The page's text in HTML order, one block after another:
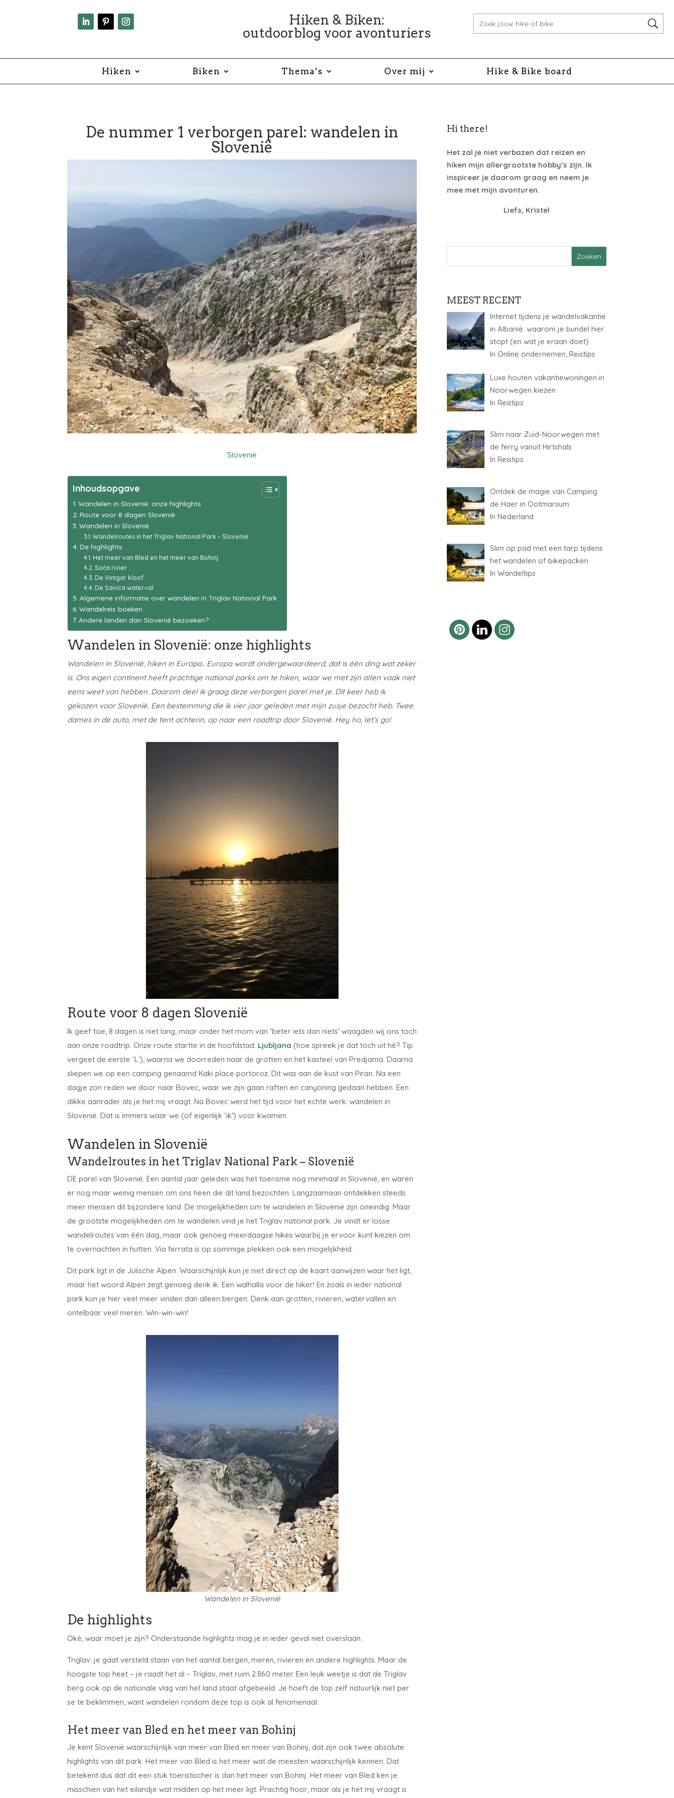
Hiken & Biken:
outdoorblog voor avonturiers
Hiken Biken Thema’s Over mij Hike & Bike board
De nummer 1 verborgen parel: wandelen in
Slovenië
Slovenië
Inhoudsopgave
Wandelen in Slovenië: onze highlights
Route voor 8 dagen Slovenië
Wandelen in Slovenië
Wandelroutes in het Triglav National Park – Slovenië
De highlights
Het meer van Bled en het meer van Bohinj
Soča rivier
De Vintgar kloof
De Savica waterval
Algemene informatie over wandelen in Triglav National Park
Wandelreis boeken
Andere landen dan Slovenië bezoeken?
Wandelen in Slovenië: onze highlights
Wandelen in Slovenië, hiken in Europa.. Europa wordt ondergewaardeerd, dat is één ding wat zeker
is. Ons eigen continent heeft prachtige national parks om te hiken, waar we met zijn allen vaak niet
eens weet van hebben. Daarom deel ik graag deze verborgen parel met je. Dit keer heb ik
gekozen voor Slovenië. Een bestemming die ik vier jaar geleden met mijn zusje bezocht heb. Twee
dames in de auto, met de tent achterin, op naar een roadtrip door Slovenië. Hey ho, let’s go!
Route voor 8 dagen Slovenië
Ik geef toe, 8 dagen is niet lang, maar onder het mom van ‘beter iets dan niets’ waagden wij ons toch
aan onze roadtrip. Onze route startte in de hoofdstad: Ljubljana (hoe spreek je dat toch uit hè? Tip:
vergeet de eerste ‘L’), waarna we doorreden naar de grotten en het kasteel van Predjama. Daarna
sliepen we op een camping genaamd Kaki place portoroz. Dit was aan de kust van Piran. Na een
dagje zon reden we door naar Bovec, waar we zijn gaan raften en canyoning gedaan hebben. Een
dikke aanrader als je het mij vraagt. Na Bovec werd het tijd voor het echte werk: wandelen in
Slovenië. Dat is immers waar we (of eigenlijk ‘ik’) voor kwamen.
Wandelen in Slovenië
Wandelroutes in het Triglav National Park – Slovenië
DE parel van Slovenië. Een aantal jaar geleden was het toerisme nog minimaal in Slovenië, en waren
er nog maar weinig mensen om ons heen die dit land bezochten. Langzaamaan ontdekken steeds
meer mensen dit bijzondere land. De mogelijkheden om te wandelen in Slovenië zijn oneindig. Maar
de grootste mogelijkheden om te wandelen vind je het Triglav national park. Je vindt er losse
wandelroutes van één dag, maar ook genoeg meerdaagse hikes waarbij je ervoor kunt kiezen om
te overnachten in hutten. Via ferrata is op sommige plekken ook een mogelijkheid.
Dit park ligt in de Julische Alpen. Waarschijnlijk kun je niet direct op de kaart aanwijzen waar het ligt,
maar het woord Alpen zegt genoeg denk ik. Een walhalla voor de hiker! En zoals in ieder national
park kun je hier veel meer vinden dan alleen bergen. Denk aan grotten, rivieren, watervallen en
ontelbaar veel meren. Win-win-win!
Wandelen in Slovenië
De highlights
Oké, waar moet je zijn? Onderstaande highlights mag je in ieder geval niet overslaan.
Triglav: je gaat versteld staan van het aantal bergen, meren, rivieren en andere highlights. Maar de
hoogste top heet – je raadt het al – Triglav, met ruim 2.860 meter. Een leuk weetje is dat de Triglav
berg ook op de nationale vlag van het land staat afgebeeld. Je hoeft de top zelf natuurlijk niet per
se te beklimmen, want wandelen rondom deze top is ook al fenomenaal.
Het meer van Bled en het meer van Bohinj
Je kent Slovenië waarschijnlijk van meer van Bled en meer van Bohinj, dat zijn ook twee absolute
highlights van dit park. Het meer van Bled is het meer wat de meesten waarschijnlijk kennen. Dat
betekent dus dat dit een stuk toeristischer is dan het meer van Bohinj. Het meer van Bled ken je
misschien van het eilandje wat midden op het meer ligt. Prachtig hoor, maar als je het mij vraagt is
Hi there!
Het zal je niet verbazen dat reizen en
hiken mijn allergrootste hobby’s zijn. Ik
inspireer je daarom graag en neem je
mee met mijn avonturen.
Liefs, Kristel
MEEST RECENT
Internet tijdens je wandelvakantie
in Albanië: waarom je bundel hier
stopt (en wat je eraan doet)
In Online ondernemen, Reistips
Luxe houten vakantiewoningen in
Noorwegen kiezen
In Reistips
Slim naar Zuid-Noorwegen met
de ferry vanuit Hirtshals
In Reistips
Ontdek de magie van Camping
de Haer in Ootmarsum
In Nederland
Slim op pad met een tarp tijdens
het wandelen of bikepacken
In Wandeltips